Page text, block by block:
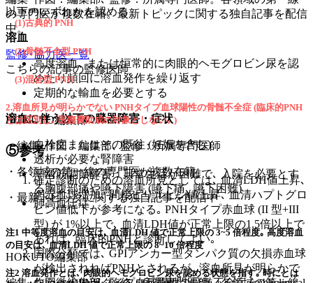
以下のいずれかを認める
溶血
高度溶血､ または恒常的に肉眼的ヘモグロビン尿を認
めたり頻回に溶血発作を繰り返す
定期的な輸血を必要とする
溶血に伴う以下の臓器障害・症状
血栓症またはその既往 (妊娠を含む)
透析が必要な腎障害
平滑筋調節障害：日常生活が困難で､ 入院を必要とす
る胸腹部痛や嚥下障害 (嚥下痛､ 嚥下困難)
肺高血圧症
注1 中等度溶血の目安は､ 血清LDH 値で正常上限の 3~5 倍程度｡ 高度溶血
の目安は､ 血清LDH 値で正常上限の 8~10 倍程度
注2 溶血発作とは､ 肉眼的ヘモグロビン尿を認める状態を指す｡ 時にとは
(1)古典的 PNH
(2)骨髄不全型 PNH
(3)混合型 PNH
2.溶血所見が明らかでない PNHタイプ血球陽性の骨髄不全症 (臨床的PNH
とは区別し､ 医療費助成の対象としない｡ )
⑤参考
確定診断のための溶血所見としては､ 血清LDH値上昇､
網赤血球増加､ 間接ビリルビン値上昇､ 血清ハプトグロ
ビン値低下が参考になる｡ PNHタイプ赤血球 (II 型+III
型) が 1%以上で､ 血清LDH値が正常上限の1.5倍以上で
あれば､ 臨床的PNHと診断してよい｡
国際分類では､ GPIアンカー型タンパク質の欠損赤血球
が検出されればPNHとされるが､ 溶血所見が明らかで
の専門医が複数在籍。最新トピックに関する独自記事を配信
中。
監修･協力医一覧
こちらの記事の監修医師
HOKUTO編集部
・編集･作図：編集部､ 監修：所属専門医師
・ 各領域の第一線の専門医が複数在籍
・ 最新トピックに関する独自記事を配信中
HOKUTO編集部